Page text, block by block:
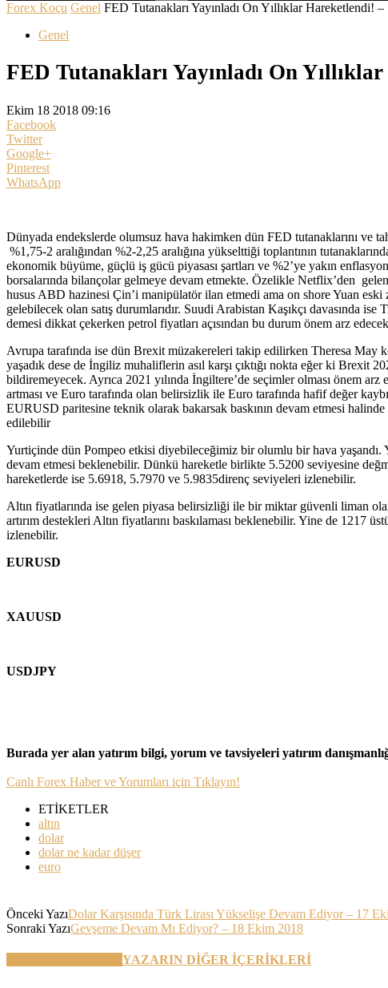
Forex Koçu Genel FED Tutanakları Yayınladı On Yıllıklar Hareketlendi!
Genel
FED Tutanakları Yayınladı On
Ekim 18 2018 09:16
Facebook
Twitter
Google+
Pinterest
WhatsApp
Dünyada endekslerde olumsuz hava hakimken dün FED tutanaklarını
%1,75-2 aralığından %2-2,25 aralığına yükselttiği toplantının
ekonomik büyüme, güçlü iş gücü piyasası şartları ve %2’ye yakın
borsalarında bilançolar gelmeye devam etmekte. Özelikle Netflix’den
husus ABD hazinesi Çin’i manipülatör ilan etmedi ama on shore Yuan
gelebilecek olan satış durumlarıdır. Suudi Arabistan Kaşıkçı davasında
demesi dikkat çekerken petrol fiyatları açısından bu durum önem arz
Avrupa tarafında ise dün Brexit müzakereleri takip edilirken Theresa May
yaşadık dese de İngiliz muhaliflerin asıl karşı çıktığı nokta eğer ki Brexit
bildiremeyecek. Ayrıca 2021 yılında İngiltere’de seçimler olması önem
artması ve Euro tarafında olan belirsizlik ile Euro tarafında hafif değer
EURUSD paritesine teknik olarak bakarsak baskının devam etmesi
edilebilir
Yurtiçinde dün Pompeo etkisi diyebileceğimiz bir olumlu bir hava yaşandı.
devam etmesi beklenebilir. Dünkü hareketle birlikte 5.5200 seviyesine
hareketlerde ise 5.6918, 5.7970 ve 5.9835direnç seviyeleri izlenebilir.
Altın fiyatlarında ise gelen piyasa belirsizliği ile bir miktar güvenli liman
artırım destekleri Altın fiyatlarını baskılaması beklenebilir. Yine de
izlenebilir.
EURUSD
XAUUSD
USDJPY
Burada yer alan yatırım bilgi, yorum ve tavsiyeleri yatırım
Canlı Forex Haber ve Yorumları için Tıklayın!
ETİKETLER
altın
dolar
dolar ne kadar düşer
euro
Önceki YazıDolar Karşısında Türk Lirası Yükselişe Devam Ediyor – 17
Sonraki YazıGevşeme Devam Mı Ediyor? – 18 Ekim 2018
YAZARIN DİĞER İÇERİKLERİ